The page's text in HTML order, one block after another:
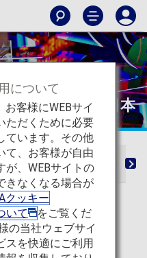
ントとWi-Fi（日本
ANA Wi-Fi Service
メント
について
客様にWEBサイ
ただくために必要
ています。その他
て、お客様が自由
が、WEBサイトの
きなくなる場合が
クッキー
いて
をご覧くだ
の当社ウェブサイ
スを快適にご利用